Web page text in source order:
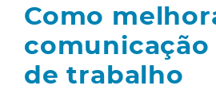
Como
de trabalho